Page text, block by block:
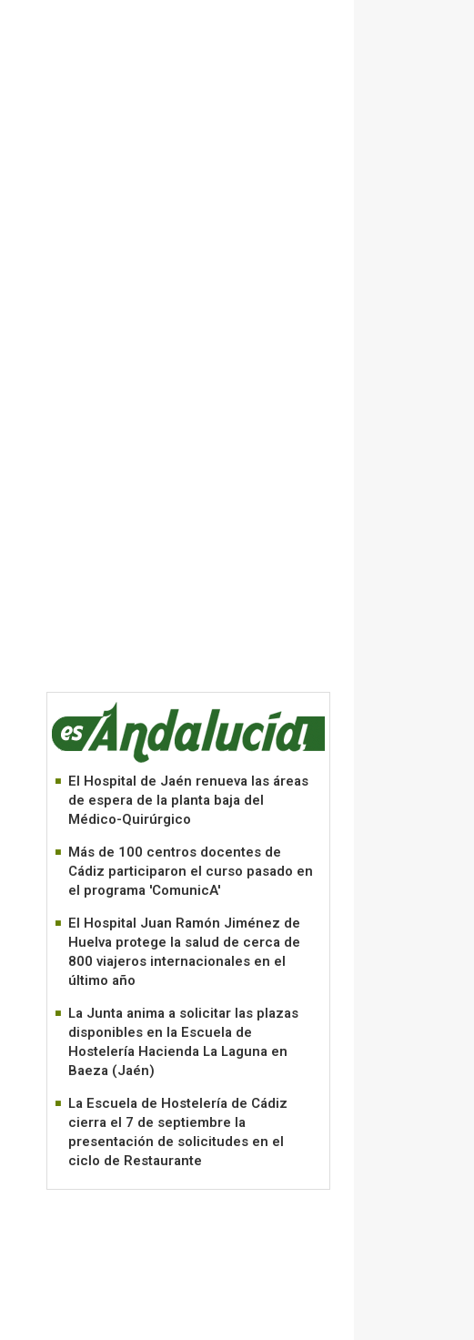
El Hospital de Jaén renueva las áreas
de espera de la planta baja del
Médico-Quirúrgico
Más de 100 centros docentes de
Cádiz participaron el curso pasado en
el programa 'ComunicA'
El Hospital Juan Ramón Jiménez de
Huelva protege la salud de cerca de
800 viajeros internacionales en el
último año
La Junta anima a solicitar las plazas
disponibles en la Escuela de
Hostelería Hacienda La Laguna en
Baeza (Jaén)
La Escuela de Hostelería de Cádiz
cierra el 7 de septiembre la
presentación de solicitudes en el
ciclo de Restaurante